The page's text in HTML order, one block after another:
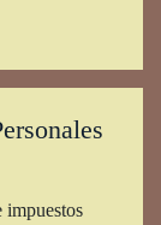
impuestos